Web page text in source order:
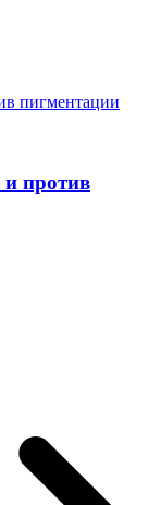
и против